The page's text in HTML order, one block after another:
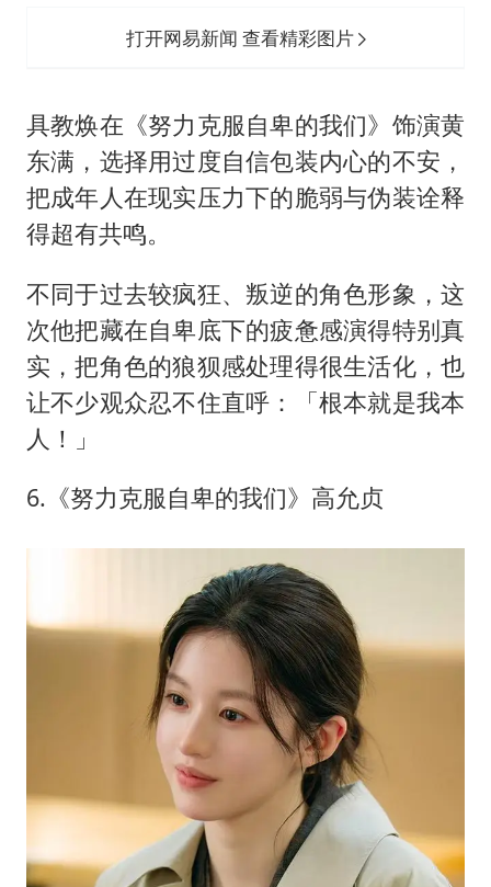
打开网易新闻 查看精彩图片
具教焕在《努力克服自卑的我们》饰演黄
东满，选择用过度自信包装内心的不安，
把成年人在现实压力下的脆弱与伪装诠释
得超有共鸣。
不同于过去较疯狂、叛逆的角色形象，这
次他把藏在自卑底下的疲惫感演得特别真
实，把角色的狼狈感处理得很生活化，也
让不少观众忍不住直呼：「根本就是我本
人！」
6.《努力克服自卑的我们》高允贞